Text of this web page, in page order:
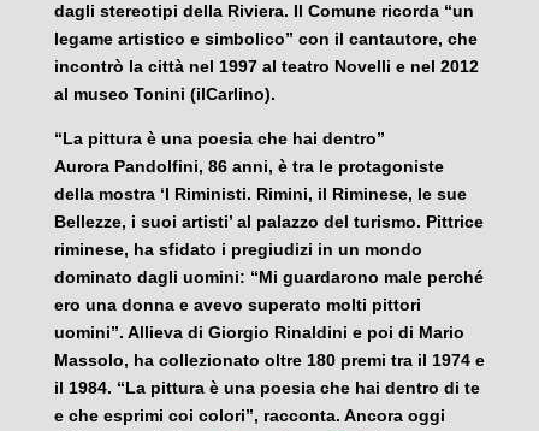
dagli stereotipi della Riviera. Il Comune ricorda “un
legame artistico e simbolico” con il cantautore, che
incontrò la città nel 1997 al teatro Novelli e nel 2012
al museo Tonini (ilCarlino).
“La pittura è una poesia che hai dentro”
Aurora Pandolfini, 86 anni, è tra le protagoniste
della mostra ‘I Riministi. Rimini, il Riminese, le sue
Bellezze, i suoi artisti’ al palazzo del turismo. Pittrice
riminese, ha sfidato i pregiudizi in un mondo
dominato dagli uomini: “Mi guardarono male perché
ero una donna e avevo superato molti pittori
uomini”. Allieva di Giorgio Rinaldini e poi di Mario
Massolo, ha collezionato oltre 180 premi tra il 1974 e
il 1984. “La pittura è una poesia che hai dentro di te
e che esprimi coi colori”, racconta. Ancora oggi